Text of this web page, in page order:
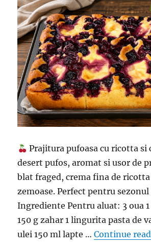
Prajitura pufoasa cu ricotta si
desert pufos, aromat si usor de
blat fraged, crema fina de ricotta
zemoase. Perfect pentru
Ingrediente Pentru aluat: 3 oua 1
150 g zahar 1 lingurita pasta de
ulei 150 ml lapte …Continue